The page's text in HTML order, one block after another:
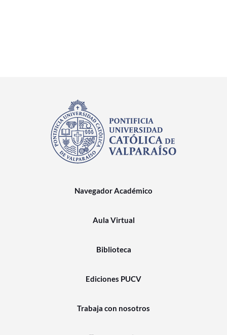
Navegador Académico
Aula Virtual
Biblioteca
Ediciones PUCV
Trabaja con nosotros